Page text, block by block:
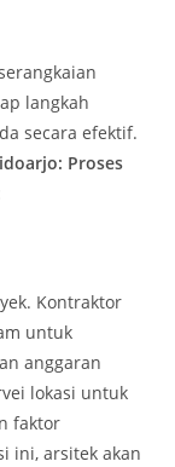
langkah
secara efektif.
Proses
Kontraktor
untuk
anggaran
lokasi untuk
faktor
ini, arsitek akan